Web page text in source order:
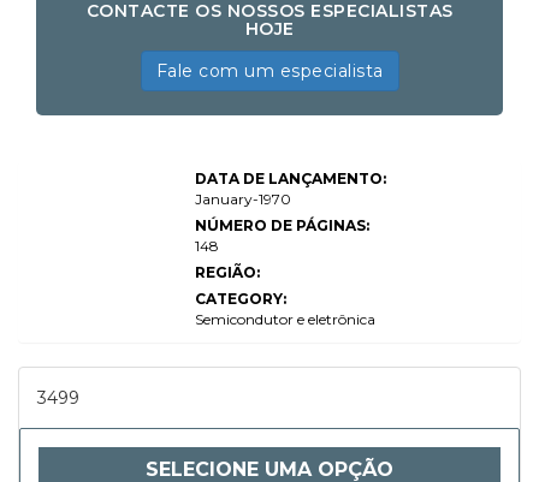
CONTACTE OS NOSSOS ESPECIALISTAS
HOJE
Fale com um especialista
Video
Lighting
Monitors,
Storage
DATA DE LANÇAMENTO:
January-1970
NÚMERO DE PÁGINAS:
148
REGIÃO:
CATEGORY:
Semicondutor e eletrônica
3499
SELECIONE UMA OPÇÃO